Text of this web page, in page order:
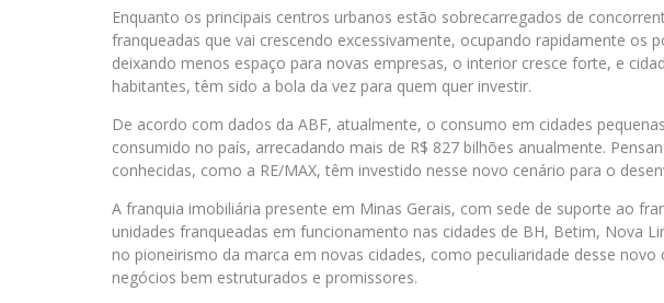
Enquanto os principais centros urbanos estão sobrecarregados de
franqueadas que vai crescendo excessivamente, ocupando rapidamente os
deixando menos espaço para novas empresas, o interior cresce forte, e
habitantes, têm sido a bola da vez para quem quer investir.
De acordo com dados da ABF, atualmente, o consumo em cidades
consumido no país, arrecadando mais de R$ 827 bilhões anualmente.
conhecidas, como a RE/MAX, têm investido nesse novo cenário para o
A franquia imobiliária presente em Minas Gerais, com sede de suporte ao
unidades franqueadas em funcionamento nas cidades de BH, Betim, Nova
no pioneirismo da marca em novas cidades, como peculiaridade desse
negócios bem estruturados e promissores.